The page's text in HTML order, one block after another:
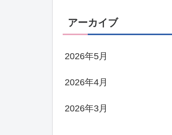
アーカイブ
2026年5月
2026年4月
2026年3月